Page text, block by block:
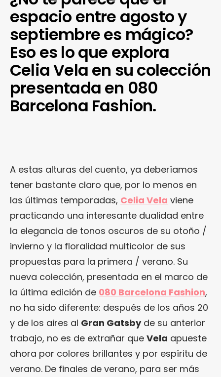
espacio entre agosto y
septiembre es mágico?
Eso es lo que explora
Celia Vela en su colección
presentada en 080
Barcelona Fashion.
A estas alturas del cuento, ya deberíamos
tener bastante claro que, por lo menos en
las últimas temporadas, Celia Vela viene
practicando una interesante dualidad entre
la elegancia de tonos oscuros de su otoño /
invierno y la floralidad multicolor de sus
propuestas para la primera / verano. Su
nueva colección, presentada en el marco de
la última edición de 080 Barcelona Fashion,
no ha sido diferente: después de los años 20
y de los aires al Gran Gatsbyde su anterior
trabajo, no es de extrañar que Vela apueste
ahora por colores brillantes y por espíritu de
verano. De finales de verano, para ser más